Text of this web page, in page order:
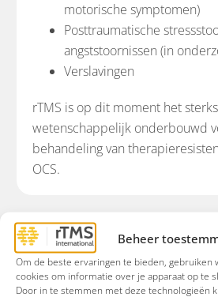
Beheer
Om de beste ervaringen te bieden, gebruiken
cookies om informatie over je apparaat op te
Door in te stemmen met deze technologieën
motorische symptomen)
Posttraumatische
angststoornissen (in
Verslavingen
rTMS is op dit moment het
wetenschappelijk onderbouwd
behandeling van
OCS.
rTMS International biedt
Depressie en